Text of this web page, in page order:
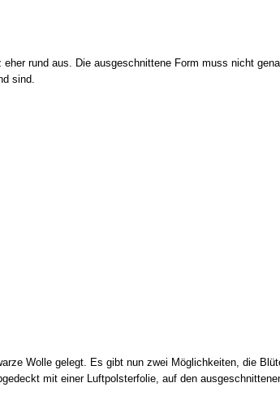
rund aus. Die ausgeschnittene Form muss nicht
sind.
Wolle gelegt. Es gibt nun zwei Möglichkeiten, die
mit einer Luftpolsterfolie, auf den